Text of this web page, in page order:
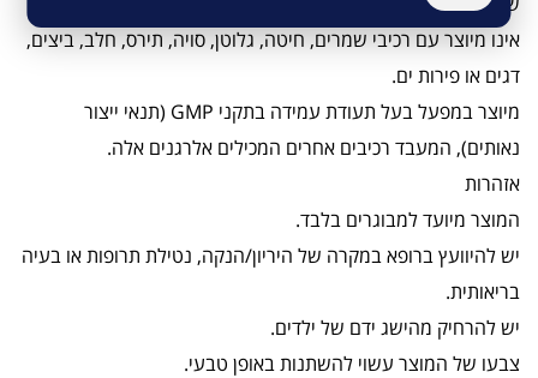
אינו מיוצר עם רכיבי שמרים, חיטה, גלוטן, סויה, תירס, חלב, ביצים,
דגים או פירות ים.
מיוצר במפעל בעל תעודת עמידה בתקני GMP‏ (תנאי ייצור
נאותים)‏, המעבד רכיבים אחרים המכילים אלרגנים אלה.
אזהרות
המוצר מיועד למבוגרים בלבד.
יש להיוועץ ברופא במקרה של היריון/הנקה, נטילת תרופות או בעיה
בריאותית.
יש להרחיק מהישג ידם של ילדים.
צבעו של המוצר עשוי להשתנות באופן טבעי.